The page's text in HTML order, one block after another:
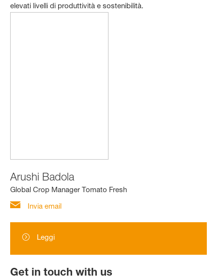
elevati livelli di produttività e sostenibilità.
Arushi Badola
Global Crop Manager Tomato Fresh
Invia email
Leggi
Get in touch with us